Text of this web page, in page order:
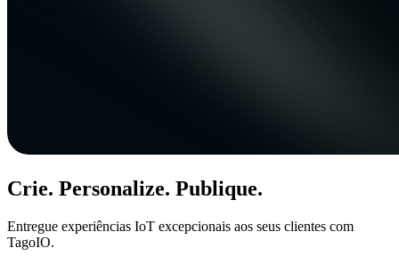
Crie. Personalize. Publique.
Entregue experiências IoT excepcionais aos seus clientes com
TagoIO.